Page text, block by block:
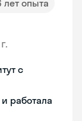
лет опыта
с
работала